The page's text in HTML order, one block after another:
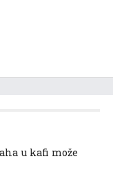
u kafi može